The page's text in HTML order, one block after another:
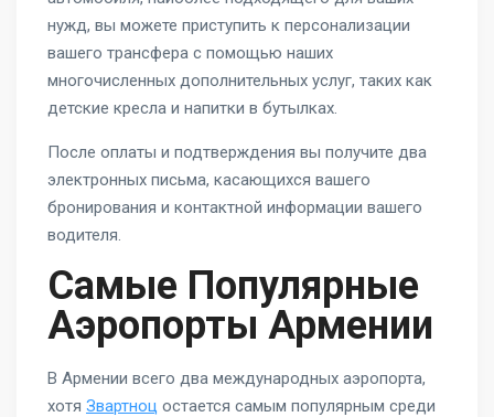
нужд, вы можете приступить к персонализации
вашего трансфера с помощью наших
многочисленных дополнительных услуг, таких как
детские кресла и напитки в бутылках.
После оплаты и подтверждения вы получите два
электронных письма, касающихся вашего
бронирования и контактной информации вашего
водителя.
Самые Популярные
Аэропорты Армении
В Армении всего два международных аэропорта,
хотя Звартноц остается самым популярным среди